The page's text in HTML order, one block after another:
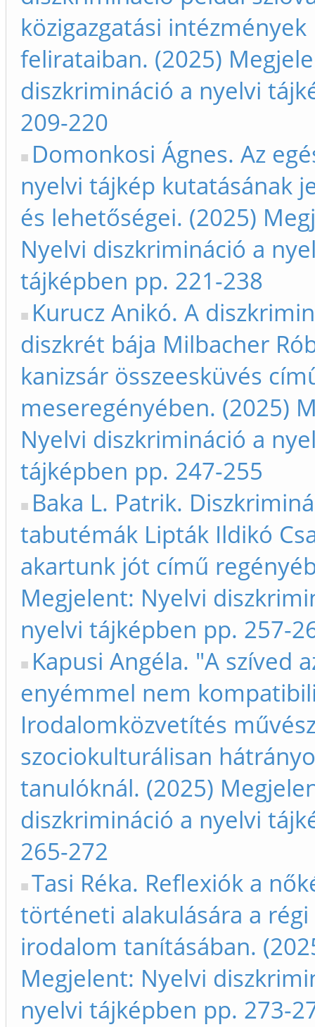
közigazgatási intézmények
felirataiban. (2025)
diszkrimináció a nyelvi
209-220
Domonkosi Ágnes. Az
nyelvi tájkép kutatásának
és lehetőségei. (2025)
Nyelvi diszkrimináció a
tájképben pp. 221-238
Kurucz Anikó. A
diszkrét bája Milbacher
kanizsár összeesküvés
meseregényében. (2025)
Nyelvi diszkrimináció a
tájképben pp. 247-255
Baka L. Patrik.
tabutémák Lipták Ildikó
akartunk jót című
Megjelent: Nyelvi
nyelvi tájképben pp. 257-
Kapusi Angéla. "A szíved
enyémmel nem
Irodalomközvetítés
szociokulturálisan
tanulóknál. (2025)
diszkrimináció a nyelvi
265-272
Tasi Réka. Reflexiók a
történeti alakulására a
irodalom tanításában.
Megjelent: Nyelvi
nyelvi tájképben pp. 273-